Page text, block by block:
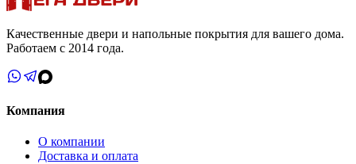
Качественные двери и напольные покрытия для вашего дома.
Работаем с 2014 года.
Компания
О компании
Доставка и оплата